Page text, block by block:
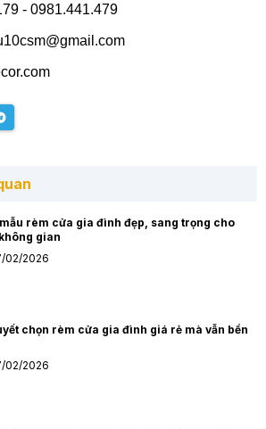
- 0981.441.479
rèm cửa gia đình đẹp, sang trọng cho
gian
02/2026
chọn rèm cửa gia đình giá rẻ mà vẫn bền
02/2026